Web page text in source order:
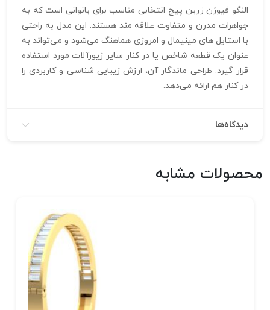
النگو فیوژن زرین‌ پیچ انتخابی مناسب برای بانوانی است که به
جواهرات مدرن و متفاوت علاقه‌ مند هستند. این مدل به‌ راحتی
با استایل‌ های مینیمال و امروزی هماهنگ می‌شود و می‌تواند به‌
عنوان یک قطعه شاخص یا در کنار سایر زیورآلات مورد استفاده
قرار گیرد. طراحی ماندگار آن، ارزش زیبایی‌ شناسی و کاربردی را
در کنار هم ارائه می‌دهد.
دیدگاه‌ها
محصولات مشابه